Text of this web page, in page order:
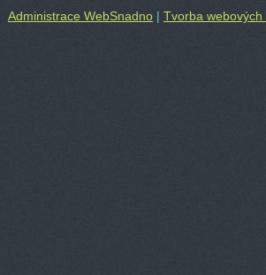
Administrace WebSnadno | Tvorba